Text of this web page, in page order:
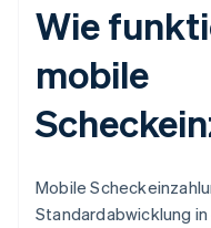
Wie
mobile
Mobile
Standardabwicklung